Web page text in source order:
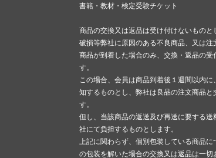
書籍・教材・検定受験チケット
商品の交換又は返品は受け付けないものと
破損等弊社に原因のある不良商品、又は注
商品が到着した場合のみ、交換・返品の受
す。
この場合、会員は商品到着後１週間以内に
知するものとし、弊社は良品の注文商品と
す。
但し、当該商品の返送及び再送に要する送
社にて負担するものとします。
上記に関わらず、個別包装している商品に
の包装を解いた場合の交換又は返品は一切